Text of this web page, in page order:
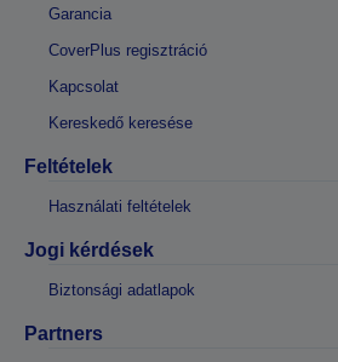
Garancia
CoverPlus regisztráció
Kapcsolat
Kereskedő keresése
Feltételek
Használati feltételek
Jogi kérdések
Biztonsági adatlapok
Partners